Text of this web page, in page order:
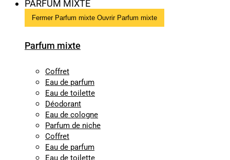
PARFUM MIXTE
Fermer Parfum mixte Ouvrir Parfum mixte
Parfum mixte
Coffret
Eau de parfum
Eau de toilette
Déodorant
Eau de cologne
Parfum de niche
Coffret
Eau de parfum
Eau de toilette